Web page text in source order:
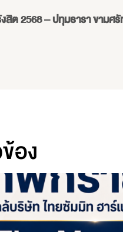
งสิต2568 – ปทุมธารา ขามศ
อง